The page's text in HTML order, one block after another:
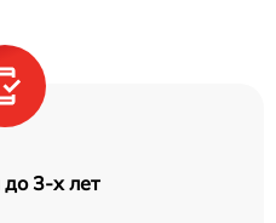
3-х лет